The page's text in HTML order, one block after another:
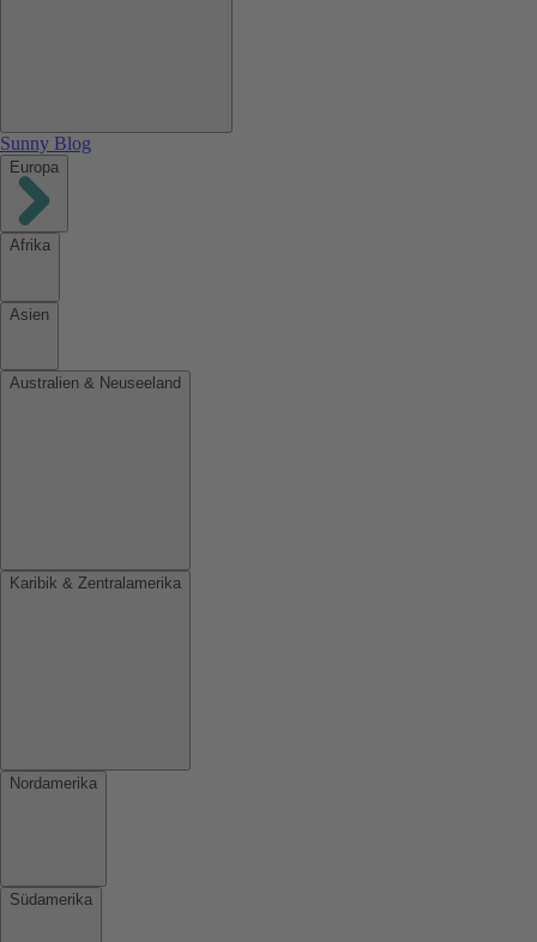
Sunny Blog
Europa
Afrika
Asien
Australien & Neuseeland
Karibik & Zentralamerika
Nordamerika
Südamerika